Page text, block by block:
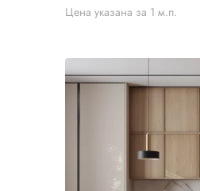
Цена указана за 1 м.п.